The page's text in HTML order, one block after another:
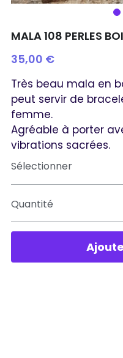
MALA 108 PERLES
35,00 €
Très beau mala en
peut servir de
femme.
Agréable à porter
vibrations sacrées.
Sélectionner
Quantité